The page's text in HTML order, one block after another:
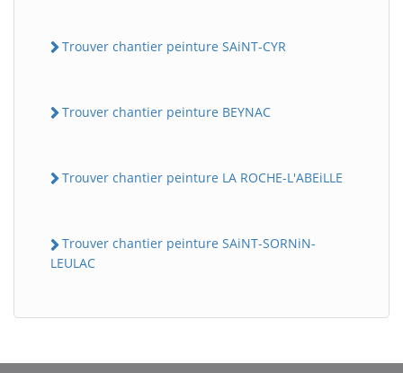
Trouver chantier peinture SAiNT-CYR
Trouver chantier peinture BEYNAC
Trouver chantier peinture LA ROCHE-L'ABEiLLE
Trouver chantier peinture SAiNT-SORNiN-
LEULAC
BatiWebPro
BatiWebPro